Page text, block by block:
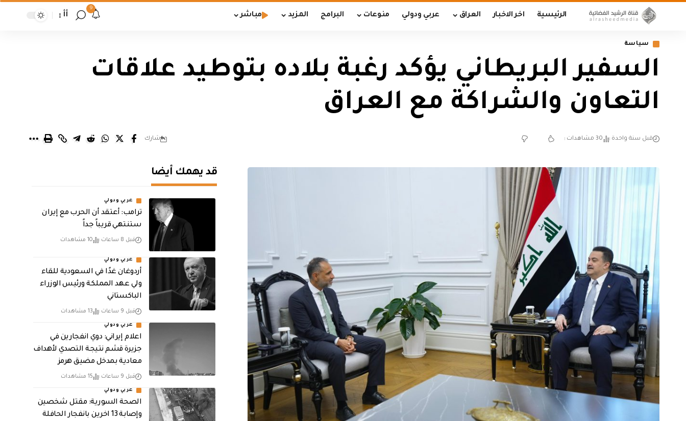
الرئيسية اخر الاخبار العراق عربي ودولي منوعات البرامج المزيد مباشر
9
أأ
سياسة
السفير البريطاني يؤكد رغبة بلاده بتوطيد علاقات
التعاون والشراكة مع العراق
قبل سنة واحدة 30 مشاهدات شارك
قد يهمك أيضا
عربي ودولي
‏ترامب: أعتقد أن الحرب مع إيران
ستنتهي قريباً جداً
قبل 8 ساعات 10 مشاهدات
عربي ودولي
أردوغان غدًا في السعودية للقاء
ولي عهد المملكة ورئيس الوزراء
الباكستاني
قبل 9 ساعات 13 مشاهدات
عربي ودولي
اعلام إيراني: دوي انفجارين في
جزيرة قشم نتيجة التصدي لأهداف
معادية بمدخل مضيق هرمز
قبل 9 ساعات 15 مشاهدات
عربي ودولي
الصحة السورية: مقتل شخصين
وإصابة 13 اخرين بانفجار الحافلة